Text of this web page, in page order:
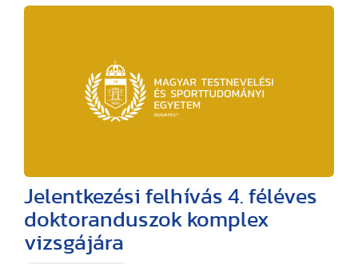
Jelentkezési felhívás 4. féléves
doktoranduszok komplex
vizsgájára